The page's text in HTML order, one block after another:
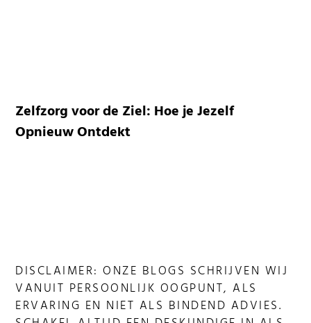
Zelfzorg voor de Ziel: Hoe je Jezelf
Opnieuw Ontdekt
DISCLAIMER: ONZE BLOGS SCHRIJVEN WIJ
VANUIT PERSOONLIJK OOGPUNT, ALS
ERVARING EN NIET ALS BINDEND ADVIES.